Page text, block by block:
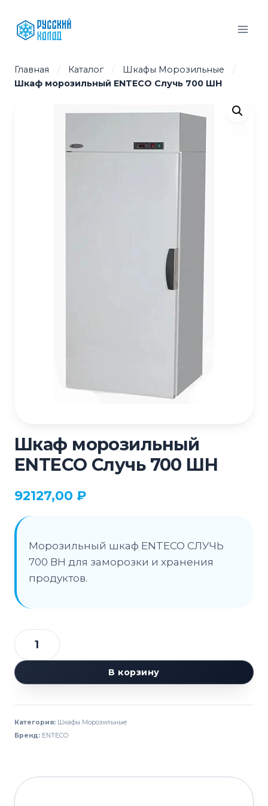
содержимому
Главная / Каталог / Шкафы Морозильные
/
Шкаф морозильный ENTECO Случь 700 ШН
Шкаф морозильный
ENTECO Случь 700 ШН
92127,00 ₽
Морозильный шкаф ENTECO СЛУЧЬ
700 ВН для заморозки и хранения
продуктов.
Количество
товара
Шкаф
Случь
В корзину
Категория: Шкафы Морозильные
Бренд: ENTECO